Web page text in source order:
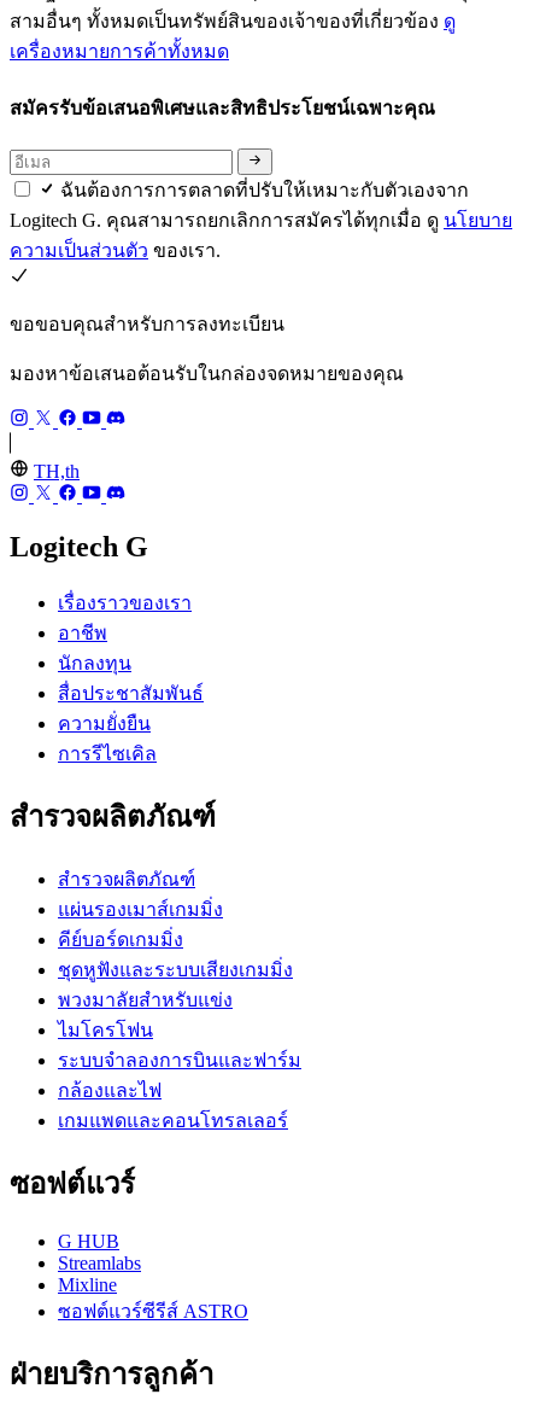
สามอื่นๆ ทั้งหมดเป็นทรัพย์สินของเจ้าของที่เกี่ยวข้อง ดู
เครื่องหมายการค้าทั้งหมด
สมัครรับข้อเสนอพิเศษและสิทธิประโยชน์เฉพาะคุณ
ฉันต้องการการตลาดที่ปรับให้เหมาะกับตัวเองจาก
Logitech G. คุณสามารถยกเลิกการสมัครได้ทุกเมื่อ ดู นโยบาย
ความเป็นส่วนตัว ของเรา.
ขอขอบคุณสำหรับการลงทะเบียน
มองหาข้อเสนอต้อนรับในกล่องจดหมายของคุณ
TH,th
Logitech G
เรื่องราวของเรา
อาชีพ
นักลงทุน
สื่อประชาสัมพันธ์
ความยั่งยืน
การรีไซเคิล
สำรวจผลิตภัณฑ์
สำรวจผลิตภัณฑ์
แผ่นรองเมาส์เกมมิ่ง
คีย์บอร์ดเกมมิ่ง
ชุดหูฟังและระบบเสียงเกมมิ่ง
พวงมาลัยสำหรับแข่ง
ไมโครโฟน
ระบบจำลองการบินและฟาร์ม
กล้องและไฟ
เกมแพดและคอนโทรลเลอร์
ซอฟต์แวร์
G HUB
Streamlabs
Mixline
ซอฟต์แวร์ซีรีส์ ASTRO
ฝ่ายบริการลูกค้า